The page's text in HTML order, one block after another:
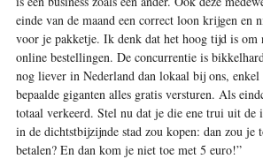
einde van de maand een correct loon krijgen en
voor je pakketje. Ik denk dat het hoog tijd is om
online bestellingen. De concurrentie is
nog liever in Nederland dan lokaal bij ons, enkel
bepaalde giganten alles gratis versturen. Als
totaal verkeerd. Stel nu dat je die ene trui uit de
in de dichtstbijzijnde stad zou kopen: dan zou
betalen? En dan kom je niet toe met 5 euro!”